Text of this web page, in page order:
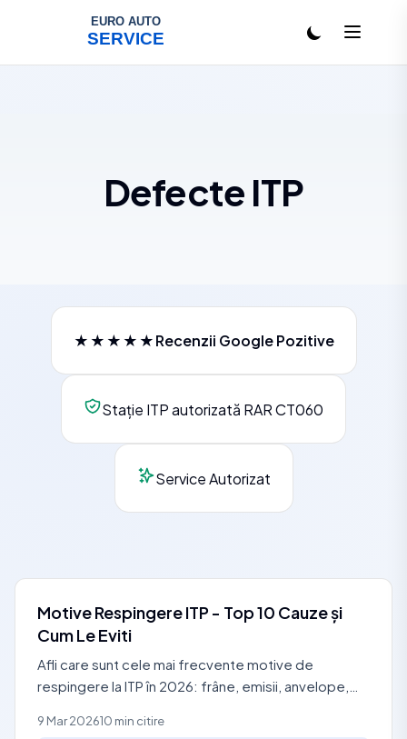
Defecte ITP
★★★★★Recenzii Google Pozitive
Stație ITP autorizată RAR CT060
Service Autorizat
Motive Respingere ITP - Top 10 Cauze și
Cum Le Eviti
Afli care sunt cele mai frecvente motive de
respingere la ITP în 2026: frâne, emisii, anvelope,
de la
9 Mar 202610 min citire